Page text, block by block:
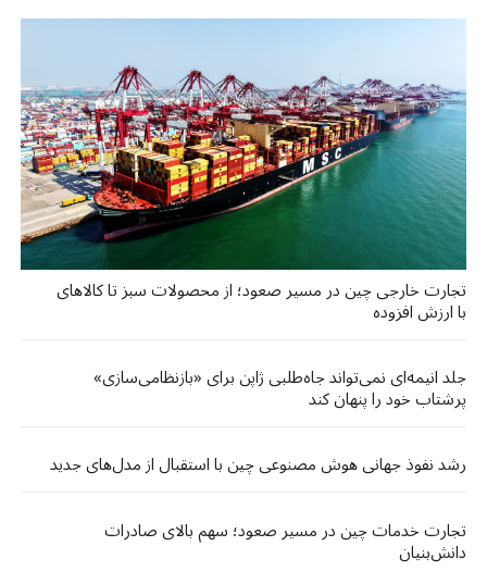
تجارت خارجی چین در مسیر صعود؛ از محصولات سبز تا کالاهای
با ارزش افزوده
جلد انیمه‌ای نمی‌تواند جاه‌طلبی ژاپن برای «بازنظامی‌سازی»
پرشتاب خود را پنهان کند
رشد نفوذ جهانی هوش مصنوعی چین با استقبال از مدل‌های جدید
تجارت خدمات چین در مسیر صعود؛ سهم بالای صادرات
دانش‌بنیان